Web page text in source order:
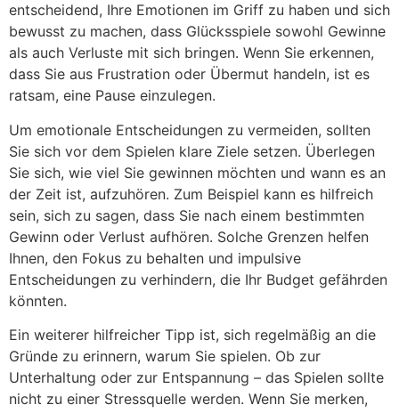
entscheidend, Ihre Emotionen im Griff zu haben und sich
bewusst zu machen, dass Glücksspiele sowohl Gewinne
als auch Verluste mit sich bringen. Wenn Sie erkennen,
dass Sie aus Frustration oder Übermut handeln, ist es
ratsam, eine Pause einzulegen.
Um emotionale Entscheidungen zu vermeiden, sollten
Sie sich vor dem Spielen klare Ziele setzen. Überlegen
Sie sich, wie viel Sie gewinnen möchten und wann es an
der Zeit ist, aufzuhören. Zum Beispiel kann es hilfreich
sein, sich zu sagen, dass Sie nach einem bestimmten
Gewinn oder Verlust aufhören. Solche Grenzen helfen
Ihnen, den Fokus zu behalten und impulsive
Entscheidungen zu verhindern, die Ihr Budget gefährden
könnten.
Ein weiterer hilfreicher Tipp ist, sich regelmäßig an die
Gründe zu erinnern, warum Sie spielen. Ob zur
Unterhaltung oder zur Entspannung – das Spielen sollte
nicht zu einer Stressquelle werden. Wenn Sie merken,